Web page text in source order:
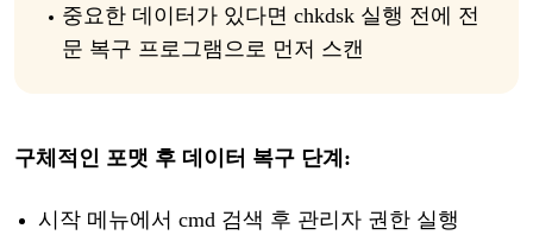
중요한 데이터가 있다면 chkdsk 실행 전에
전
문 복구 프로그램으로 먼저 스캔
구체적인 포맷 후 데이터 복구 단계 :
시작 메뉴에서 cmd 검색 후 관리자 권한 실행